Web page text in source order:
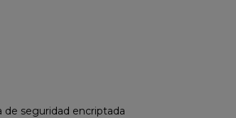
de seguridad encriptada